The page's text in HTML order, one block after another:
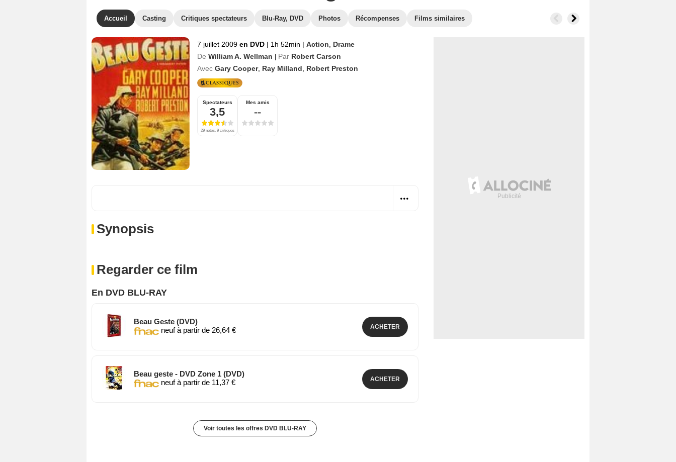
Accueil Casting Critiques spectateurs Blu-Ray, DVD Photos Récompenses Films similaires
7 juillet 2009 en DVD | 1h 52min | Action
Drame
De William A. Wellman Par Robert Carson
Avec Gary Cooper, Ray Milland Robert Preston
Spectateurs
3,5
29 notes, 9 critiques
Mes amis
--
Synopsis
Regarder ce film
En DVD BLU-RAY
Beau Geste (DVD)
neuf à partir de 26,64 €
ACHETER
Beau geste - DVD Zone 1 (DVD)
neuf à partir de 11,37 €
ACHETER
Voir toutes les offres DVD BLU-RAY